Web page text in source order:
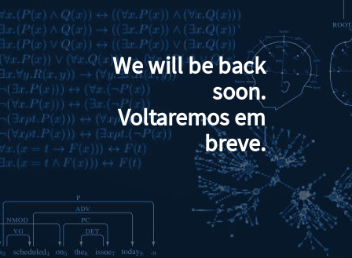
We will be back
soon.
Voltaremos em
breve.